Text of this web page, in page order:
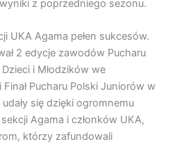
z poprzedniego sezonu.
UKA Agama pełen sukcesów.
2 edycje zawodów Pucharu
i Młodzików we
Pucharu Polski Juniorów w
się dzięki ogromnemu
Agama i członków UKA,
którzy zafundowali